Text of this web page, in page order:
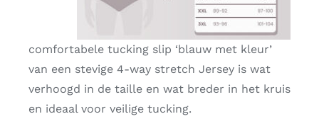
comfortabele tucking slip ‘blauw met kleur’
van een stevige 4-way stretch Jersey is wat
verhoogd in de taille en wat breder in het kruis
en ideaal voor veilige tucking.